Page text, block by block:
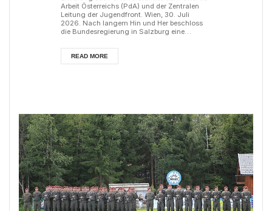
Arbeit Österreichs (PdA) und der Zentralen
Leitung der Jugendfront. Wien, 30. Juli
2026. Nach langem Hin und Her beschloss
die Bundesregierung in Salzburg eine
handelt sich um eine Kompromisslösung
zwischen den drei Koalitionsparteien. Konkret
soll der Grundwehrdienst künftig sechs
READ MORE